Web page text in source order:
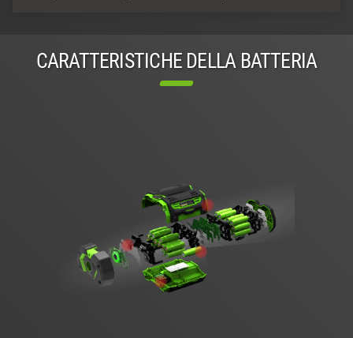
CARATTERISTICHE DELLA BATTERIA